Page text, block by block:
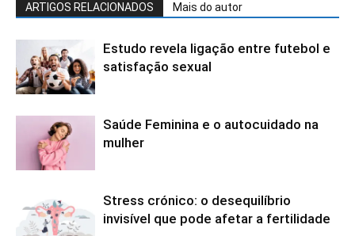
ARTIGOS RELACIONADOS Mais do autor
Estudo revela ligação entre futebol e
satisfação sexual
Saúde Feminina e o autocuidado na
mulher
Stress crónico: o desequilíbrio
invisível que pode afetar a fertilidade